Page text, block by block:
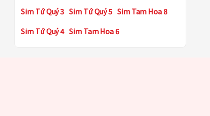
Sim Tứ Quý 3 Sim Tứ Quý 5 Sim Tam Hoa 8
Sim Tứ Quý 4 Sim Tam Hoa 6